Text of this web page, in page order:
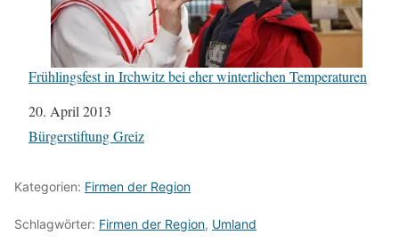
Frühlingsfest in Irchwitz bei eher winterlichen Temperaturen
Datum
20. April 2013
In Bezug auf
Bürgerstiftung Greiz
Kategorien: Firmen der Region
Schlagwörter: Firmen der Region, Umland